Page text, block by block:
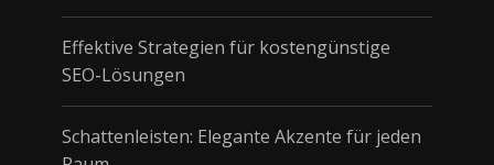
Effektive Strategien für kostengünstige
SEO-Lösungen
Schattenleisten: Elegante Akzente für jeden